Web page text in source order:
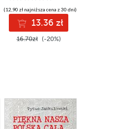
(12,90 zł najniższa cena z 30 dni)
13.36 zł
16.70zł (-20%)